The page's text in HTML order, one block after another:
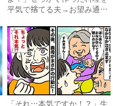
平気で捨てる夫→お望み通り
「それ…本気ですか！？」生